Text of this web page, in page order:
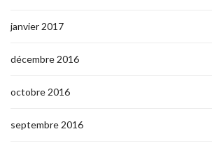
janvier 2017
décembre 2016
octobre 2016
septembre 2016